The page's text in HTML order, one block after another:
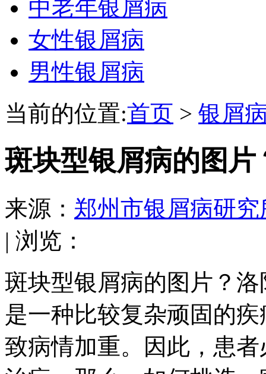
中老年银屑病
女性银屑病
男性银屑病
当前的位置:首页 > 银屑
斑块型银屑病的图片
来源： 郑州市银屑病研究
| 浏览：
斑块型银屑病的图片？
是一种比较复杂顽固的
致病情加重。因此，患